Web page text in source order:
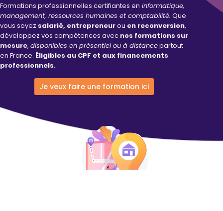
Formations professionnelles certifiantes en informatique,
management, ressources humaines et comptabilité. Que
vous soyez salarié, entrepreneurou en reconversion,
développez vos compétences avec nos formations sur
mesure, disponibles en présentiel ou à distancepartout
en France. Éligibles au CPF et aux financements
professionnels.
Je veux faire une formation ici